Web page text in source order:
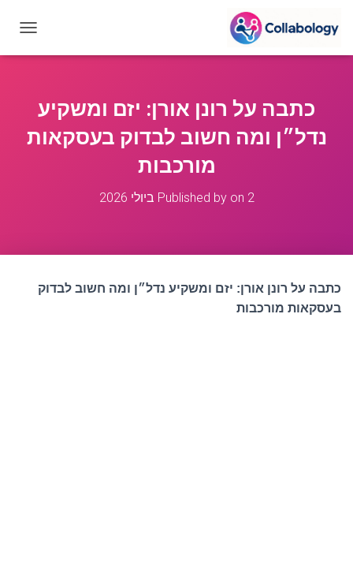
O
N
A
כתבה על רונן אורן: יזם ומשקיע
נדל״ן ומה חשוב לבדוק בעסקאות
מורכבות
Published by on 2 ביולי 2026
כתבה על רונן אורן: יזם ומשקיע נדל״ן ומה חשוב לבדוק
בעסקאות מורכבות